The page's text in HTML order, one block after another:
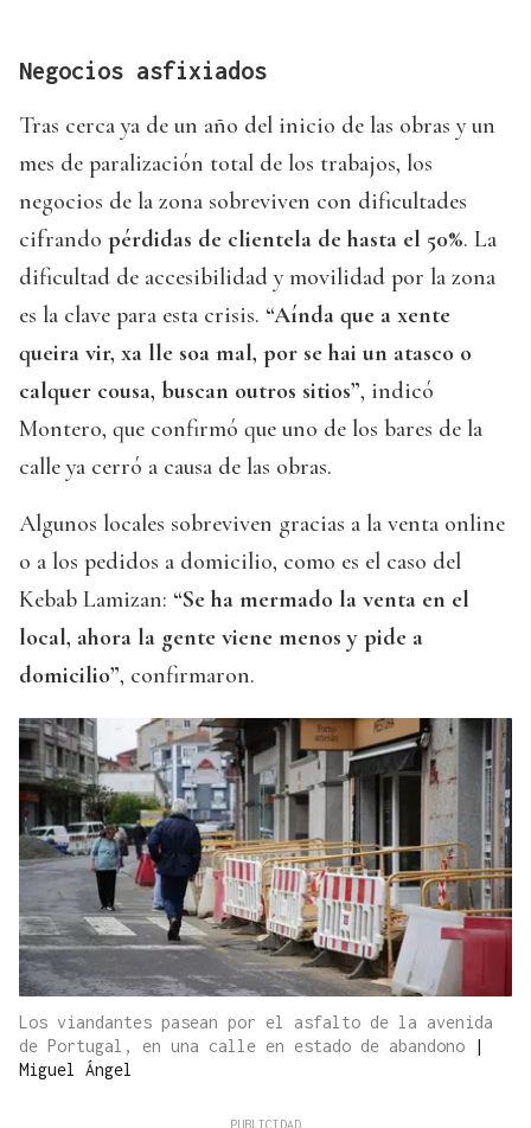
Negocios asfixiados
Tras cerca ya de un año del inicio de las obras y un
mes de paralización total de los trabajos, los
negocios de la zona sobreviven con dificultades
cifrando pérdidas de clientela de hasta el 50%. La
dificultad de accesibilidad y movilidad por la zona
es la clave para esta crisis. “Aínda que a xente
queira vir, xa lle soa mal, por se hai un atasco o
calquer cousa, buscan outros sitios”, indicó
Montero, que confirmó que uno de los bares de la
calle ya cerró a causa de las obras.
Algunos locales sobreviven gracias a la venta online
o a los pedidos a domicilio, como es el caso del
Kebab Lamizan: “Se ha mermado la venta en el
local, ahora la gente viene menos y pide a
domicilio”, confirmaron.
Los viandantes pasean por el asfalto de la avenida
de Portugal, en una calle en estado de abandono
|
Miguel Ángel